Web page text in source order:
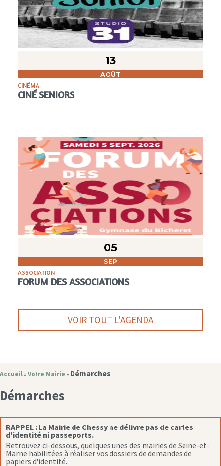
13
AOÛT
CINÉMA
CINÉ SENIORS
05
SEP
ASSOCIATION
FORUM DES ASSOCIATIONS
VOIR TOUT L'AGENDA
Accueil » Votre Mairie » Démarches
Démarches
RAPPEL : La Mairie de Chessy ne délivre pas de cartes
d'identité ni passeports.
Retrouvez ci-dessous, quelques unes des mairies de Seine-et-
Marne habilitées à réaliser vos dossiers de demandes de
papiers d'identité.